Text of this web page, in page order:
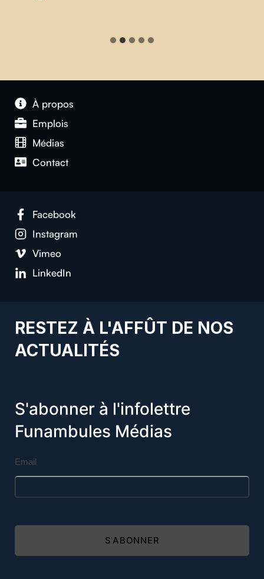
À propos
Emplois
Médias
Contact
Facebook
Instagram
Vimeo
LinkedIn
RESTEZ À L'AFFÛT DE NOS
ACTUALITÉS
S'abonner à l'infolettre
Funambules Médias
Email
S'ABONNER